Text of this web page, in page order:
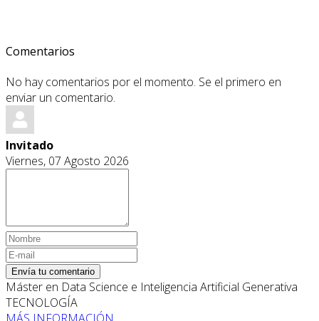
Comentarios
No hay comentarios por el momento. Se el primero en
enviar un comentario.
Invitado
Viernes, 07 Agosto 2026
Envía tu comentario
Máster en Data Science e Inteligencia Artificial Generativa
TECNOLOGÍA